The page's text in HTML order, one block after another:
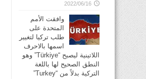
2022/06/16
وافقت الأمم
المتحدة على
طلب تركيا لتغيير
اسمها بالاحرف
اللاتينية ليصبح “Türkiye” وهو
النطق الصحيح لها باللغة
التركية بدلاً من “Turkey”